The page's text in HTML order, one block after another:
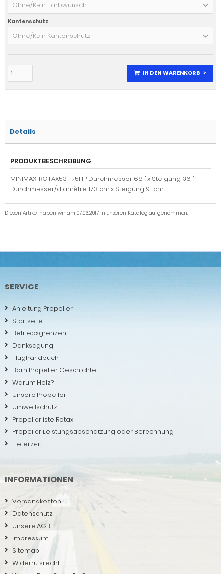
Ohne/Kein Farbwunsch
Kantenschutz
Ohne/Kein Kantenschutz
IN DEN WARENKORB
Details
PRODUKTBESCHREIBUNG
MINIMAX-ROTAX531-75HP Durchmesser 68 " x Steigung: 36 " -
Durchmesser/diamètre 173 cm x Steigung 91 cm
Diesen Artikel haben wir am 07.06.2017 in unseren Katalog aufgenommen.
SERVICE
Anleitung Propeller
Startseite
Betriebsgrenzen
Danksagung
Flughandbuch
Born Propeller Geschichte
Warum Holz?
Unsere Propeller
Umweltschutz
Propellerliste Rotax
Propeller Leistungsabschätzung oder Berechnung
Lieferzeit
INFORMATIONEN
Versandkosten
Datenschutz
Unsere AGB
Impressum
Sitemap
Widerrufsrecht